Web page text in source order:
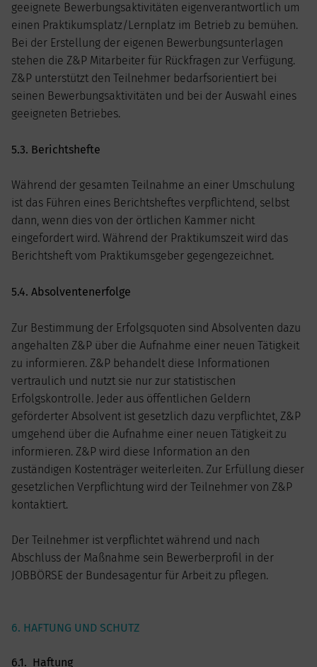
geeignete Bewerbungsaktivitäten eigenverantwortlich um
einen Praktikumsplatz/Lernplatz im Betrieb zu bemühen.
Bei der Erstellung der eigenen Bewerbungsunterlagen
stehen die Z&P Mitarbeiter für Rückfragen zur Verfügung.
Z&P unterstützt den Teilnehmer bedarfsorientiert bei
seinen Bewerbungsaktivitäten und bei der Auswahl eines
geeigneten Betriebes.
5.3. Berichtshefte
Während der gesamten Teilnahme an einer Umschulung
ist das Führen eines Berichtsheftes verpflichtend, selbst
dann, wenn dies von der örtlichen Kammer nicht
eingefordert wird. Während der Praktikumszeit wird das
Berichtsheft vom Praktikumsgeber gegengezeichnet.
5.4. Absolventenerfolge
Zur Bestimmung der Erfolgsquoten sind Absolventen dazu
angehalten Z&P über die Aufnahme einer neuen Tätigkeit
zu informieren. Z&P behandelt diese Informationen
vertraulich und nutzt sie nur zur statistischen
Erfolgskontrolle. Jeder aus öffentlichen Geldern
geförderter Absolvent ist gesetzlich dazu verpflichtet, Z&P
umgehend über die Aufnahme einer neuen Tätigkeit zu
informieren. Z&P wird diese Information an den
zuständigen Kostenträger weiterleiten. Zur Erfüllung dieser
gesetzlichen Verpflichtung wird der Teilnehmer von Z&P
kontaktiert.
Der Teilnehmer ist verpflichtet während und nach
Abschluss der Maßnahme sein Bewerberprofil in der
JOBBÖRSE der Bundesagentur für Arbeit zu pflegen.
6. HAFTUNG UND SCHUTZ
6.1. Haftung